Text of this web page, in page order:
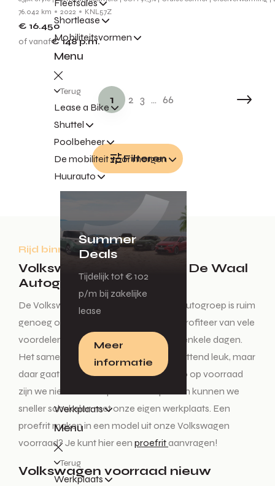
Fleetsales
Shortlease
Mobiliteitsvormen
Menu
Terug
Lease a Bike
Shuttel
Poolbeheer
De mobiliteit voor morgen
Huurauto
Summer
Deals
Tijdelijk tot € 102
p/m bij zakelijke
lease
Meer
informatie
Werkplaats
Menu
Terug
Werkplaats
76.042 km
2022 KNL57Z
€ 16.450
of vanaf€ 148p.m.
1 2 3 ... 66
Filteren
Rijd binnen enkele dagen weg!
Volkswagen voorraad bij De Waal
Autogroep
De Volkswagen voorraad bij De Waal Autogroep is ruim
genoeg om uw droomauto te vinden. Profiteer van vele
voordelen, zoals het wegrijden binnen enkele dagen.
Het samenstellen van een auto is ontzettend leuk, maar
daar gaat meer tijd in zitten. Bij een auto op voorraad
zijn we niet afhankelijk van levertijden en kunnen we
sneller schakelen met onze eigen werkplaats. Een
proefrit maken in een model uit onze Volkswagen
voorraad? Je kunt hier een proefritaanvragen!
Volkswagen voorraad nieuw